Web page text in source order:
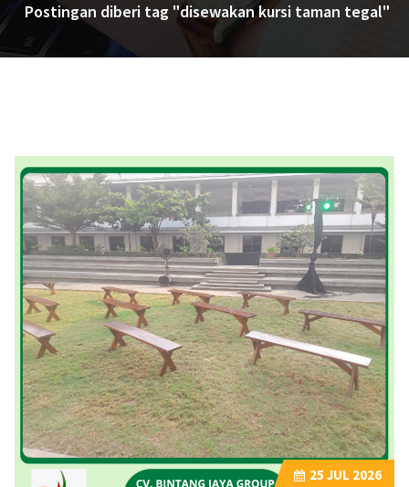
Postingan diberi tag "disewakan kursi taman tegal"
25 JUL 2026